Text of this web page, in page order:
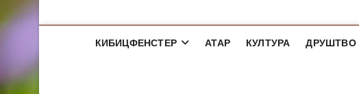
КИБИЦФЕНСТЕР АТАР КУЛТУРА ДРУШТВО